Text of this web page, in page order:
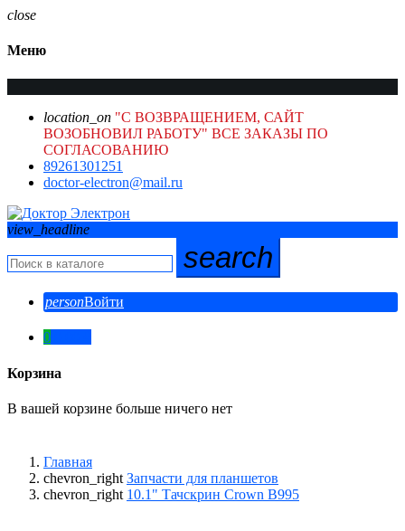
close
Меню
location_on "С ВОЗВРАЩЕНИЕМ, САЙТ
ВОЗОБНОВИЛ РАБОТУ" ВСЕ ЗАКАЗЫ ПО
СОГЛАСОВАНИЮ
89261301251
doctor-electron@mail.ru
view_headline
search
personВойти
0
Корзина
В вашей корзине больше ничего нет
Главная
chevron_right Запчасти для планшетов
chevron_right 10.1" Тачскрин Crown B995